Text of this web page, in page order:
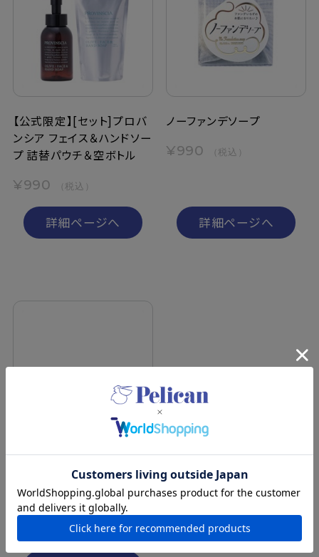
【公式限定】[セット]プロバ
ンシア フェイス＆ハンドソー
プ 詰替パウチ＆空ボトル
¥990 （税込）
詳細ページへ
ノーファンデソープ
¥990 （税込）
詳細ページへ
クレンジングバーム（アーモ
ンドの香り）[ミニサイズ]
（税込）